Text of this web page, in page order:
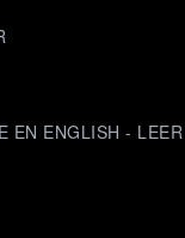
EN ENGLISH - LEER